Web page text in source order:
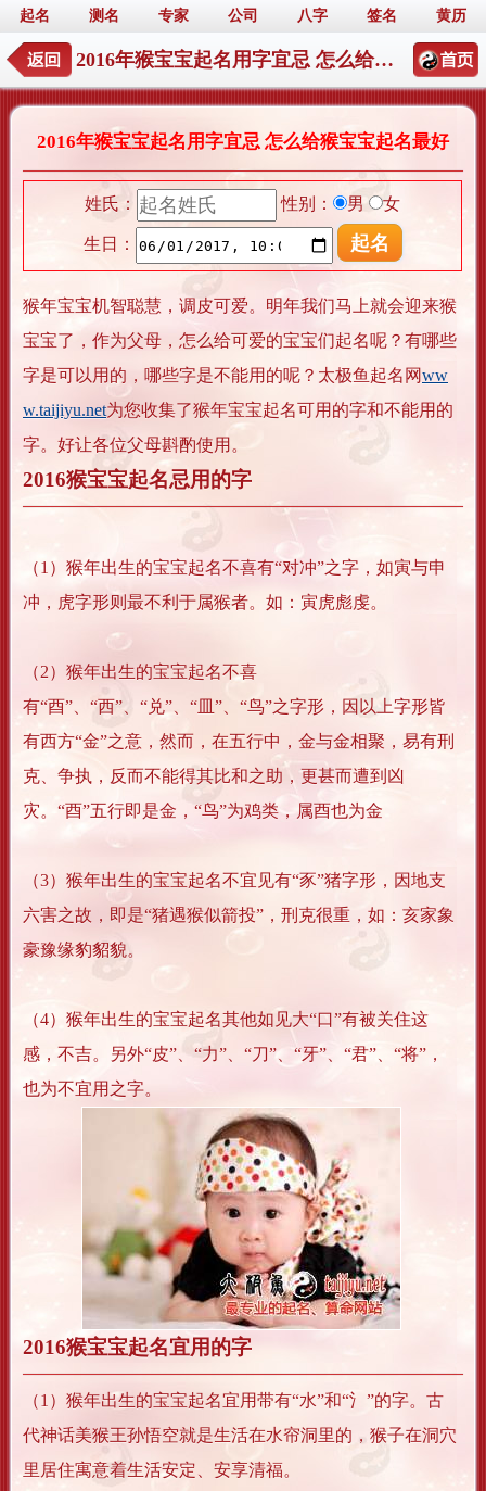
起名 测名 专家 公司 八字 签名 黄历
2016年猴宝宝起名用字宜忌 怎么给猴宝宝起名最好
2016年猴宝宝起名用字宜忌 怎么给猴宝宝起名最好
姓氏： 性别： 男 女
生日：
猴年宝宝机智聪慧，调皮可爱。明年我们马上就会迎来猴
宝宝了，作为父母，怎么给可爱的宝宝们起名呢？有哪些
字是可以用的，哪些字是不能用的呢？太极鱼起名网ww
w.taijiyu.net为您收集了猴年宝宝起名可用的字和不能用的
字。好让各位父母斟酌使用。
2016猴宝宝起名忌用的字
（1）猴年出生的宝宝起名不喜有“对冲”之字，如寅与申
冲，虎字形则最不利于属猴者。如：寅虎彪虔。
（2）猴年出生的宝宝起名不喜
有“酉”、“西”、“兑”、“皿”、“鸟”之字形，因以上字形皆
有西方“金”之意，然而，在五行中，金与金相聚，易有刑
克、争执，反而不能得其比和之助，更甚而遭到凶
灾。“酉”五行即是金，“鸟”为鸡类，属酉也为金
（3）猴年出生的宝宝起名不宜见有“豕”猪字形，因地支
六害之故，即是“猪遇猴似箭投”，刑克很重，如：亥家象
豪豫缘豹貂貌。
（4）猴年出生的宝宝起名其他如见大“口”有被关住这
感，不吉。另外“皮”、“力”、“刀”、“牙”、“君”、“将”，
也为不宜用之字。
2016猴宝宝起名宜用的字
（1）猴年出生的宝宝起名宜用带有“水”和“氵”的字。古
代神话美猴王孙悟空就是生活在水帘洞里的，猴子在洞穴
里居住寓意着生活安定、安享清福。